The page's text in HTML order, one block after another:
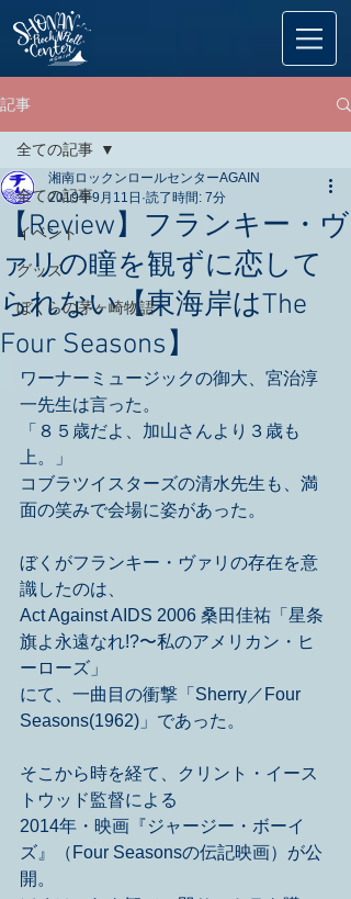
記事
全ての記事
イベント
グッズ
ぼくらの茅ヶ崎物語
全ての記事
【Review】フランキー・ヴ
ァリの瞳を観ずに恋して
られない【東海岸はThe
Four Seasons】
湘南ロックンロールセンターAGAIN
2019年9月11日 読了時間: 7分
ワーナーミュージックの御大、宮治淳
一先生は言った。
「８５歳だよ、加山さんより３歳も
上。」
コブラツイスターズの清水先生も、満
面の笑みで会場に姿があった。
ぼくがフランキー・ヴァリの存在を意
識したのは、
Act Against AIDS 2006 桑田佳祐「星条
旗よ永遠なれ!?〜私のアメリカン・ヒ
ーローズ」
にて、一曲目の衝撃「Sherry／Four
Seasons(1962)」であった。
そこから時を経て、クリント・イース
トウッド監督による
2014年・映画『ジャージー・ボーイ
ズ』（Four Seasonsの伝記映画）が公
開。